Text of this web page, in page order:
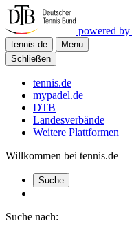
powered by
tennis.de
Menu
Schließen
tennis.de
mypadel.de
DTB
Landesverbände
Weitere Plattformen
Willkommen bei tennis.de
Suche
Suche nach: